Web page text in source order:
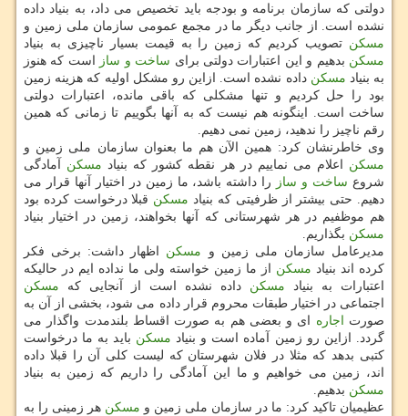
دولتی كه سازمان برنامه و بودجه باید تخصیص می داد، به بنیاد داده
نشده است. از جانب دیگر ما در مجمع عمومی سازمان ملی زمین و
مسكن تصویب كردیم كه زمین را به قیمت بسیار ناچیزی به بنیاد
مسكن بدهیم و این اعتبارات دولتی برای ساخت و ساز است كه هنوز
به بنیاد مسكن داده نشده است. ازاین رو مشكل اولیه كه هزینه زمین
بود را حل كردیم و تنها مشكلی كه باقی مانده، اعتبارات دولتی
ساخت است. اینگونه هم نیست كه به آنها بگوییم تا زمانی كه همین
رقم ناچیز را ندهید، زمین نمی دهیم.
وی خاطرنشان كرد: همین الآن هم ما بعنوان سازمان ملی زمین و
مسكن اعلام می نماییم در هر نقطه كشور كه بنیاد مسكن آمادگی
شروع ساخت و ساز
را داشته باشد، ما زمین در اختیار آنها قرار می
دهیم. حتی بیشتر از ظرفیتی كه بنیاد مسكن قبلا درخواست كرده بود
هم موظفیم در هر شهرستانی كه آنها بخواهند، زمین در اختیار بنیاد
مسكن بگذاریم.
مدیرعامل سازمان ملی زمین و مسكن اظهار داشت: برخی فكر
كرده اند بنیاد مسكن از ما زمین خواسته ولی ما نداده ایم در حالیكه
اعتبارات به بنیاد مسكن داده نشده است از آنجایی كه مسكن
اجتماعی در اختیار طبقات محروم قرار داده می شود، بخشی از آن به
صورت اجاره ای و بعضی هم به صورت اقساط بلندمدت واگذار می
گردد. ازاین رو زمین آماده است و بنیاد مسكن باید به ما درخواست
كتبی بدهد كه مثلا در فلان شهرستان كه لیست كلی آن را قبلا داده
اند، زمین می خواهیم و ما این آمادگی را داریم كه زمین به بنیاد
مسكن بدهیم.
عظیمیان تاكید كرد: ما در سازمان ملی زمین و مسكن هر زمینی را به